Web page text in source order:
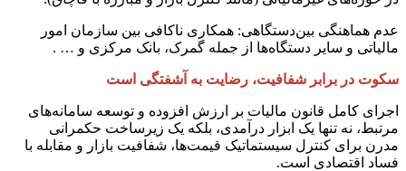
عدم هماهنگی بین‌دستگاهی: همکاری ناکافی بین سازمان امور
مالیاتی و سایر دستگاه‌ها از جمله گمرک، بانک مرکزی و … .
سکوت در برابر شفافیت، رضایت به آشفتگی است
اجرای کامل قانون مالیات بر ارزش افزوده و توسعه سامانه‌های
مرتبط، نه تنها یک ابزار درآمدی، بلکه یک زیرساخت حکمرانی
مدرن برای کنترل سیستماتیک قیمت‌ها، شفافیت بازار و مقابله با
فساد اقتصادی است.